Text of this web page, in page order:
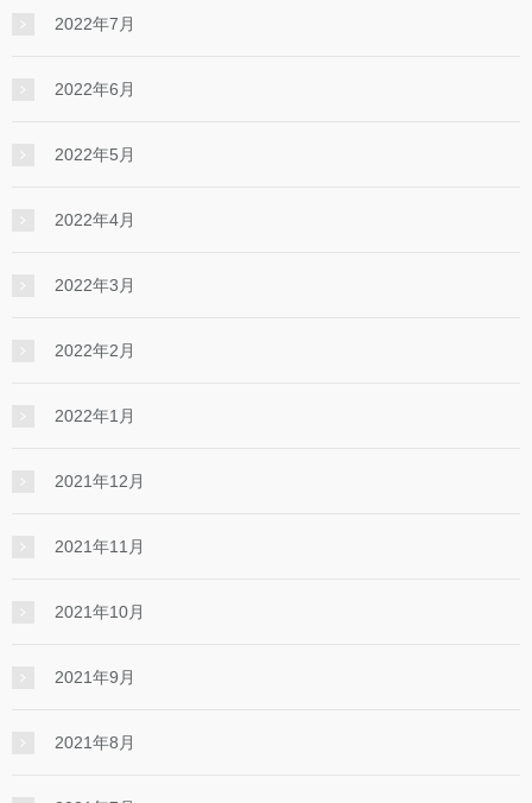
2022年7月
2022年6月
2022年5月
2022年4月
2022年3月
2022年2月
2022年1月
2021年12月
2021年11月
2021年10月
2021年9月
2021年8月